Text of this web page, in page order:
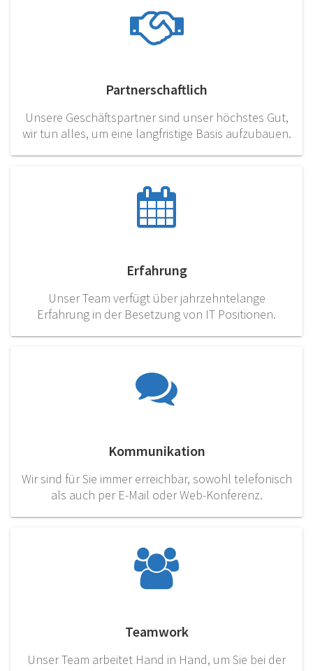
Partnerschaftlich
Unsere Geschäftspartner sind unser höchstes Gut,
wir tun alles, um eine langfristige Basis aufzubauen.
Erfahrung
Unser Team verfügt über jahrzehntelange
Erfahrung in der Besetzung von IT Positionen.
Kommunikation
Wir sind für Sie immer erreichbar, sowohl telefonisch
als auch per E-Mail oder Web-Konferenz.
Teamwork
Unser Team arbeitet Hand in Hand, um Sie bei der